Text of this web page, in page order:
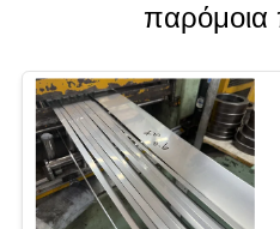
SITEMAP
PRIVACY
POLICY
παρόμοια